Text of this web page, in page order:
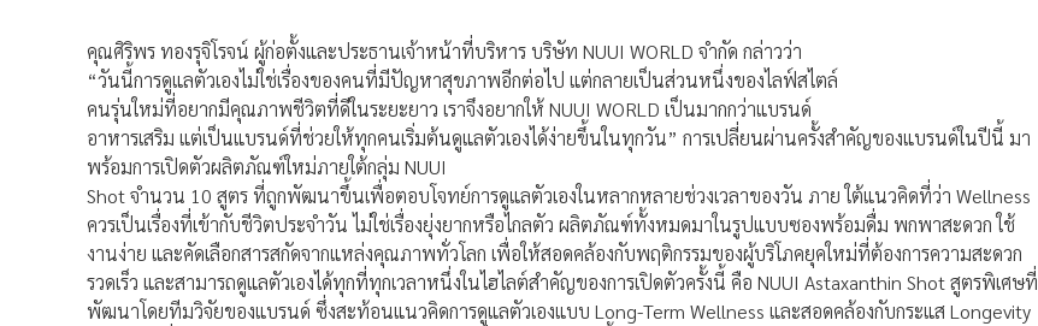
คุณศิริพร ทองรุจิโรจน์ ผู้ก่อตั้งและประธานเจ้าหน้าที่บริหาร บริษัท NUUI WORLD จำกัด กล่าวว่า
“วันนี้การดูแลตัวเองไม่ใช่เรื่องของคนที่มีปัญหาสุขภาพอีกต่อไป แต่กลายเป็นส่วนหนึ่งของไลฟ์สไตล์
คนรุ่นใหม่ที่อยากมีคุณภาพชีวิตที่ดีในระยะยาว เราจึงอยากให้ NUUI WORLD เป็นมากกว่าแบรนด์
อาหารเสริม แต่เป็นแบรนด์ที่ช่วยให้ทุกคนเริ่มต้นดูแลตัวเองได้ง่ายขึ้นในทุกวัน” การเปลี่ยนผ่านครั้งสำคัญของแบรนด์ในปีนี้ มา
พร้อมการเปิดตัวผลิตภัณฑ์ใหม่ภายใต้กลุ่ม NUUI
Shot จำนวน 10 สูตร ที่ถูกพัฒนาขึ้นเพื่อตอบโจทย์การดูแลตัวเองในหลากหลายช่วงเวลาของวัน ภาย ใต้แนวคิดที่ว่า Wellness
ควรเป็นเรื่องที่เข้ากับชีวิตประจำวัน ไม่ใช่เรื่องยุ่งยากหรือไกลตัว ผลิตภัณฑ์ทั้งหมดมาในรูปแบบซองพร้อมดื่ม พกพาสะดวก ใช้
งานง่าย และคัดเลือกสารสกัดจากแหล่งคุณภาพทั่วโลก เพื่อให้สอดคล้องกับพฤติกรรมของผู้บริโภคยุคใหม่ที่ต้องการความสะดวก
รวดเร็ว และสามารถดูแลตัวเองได้ทุกที่ทุกเวลาหนึ่งในไฮไลต์สำคัญของการเปิดตัวครั้งนี้ คือ NUUI Astaxanthin Shot สูตรพิเศษที่
พัฒนาโดยทีมวิจัยของแบรนด์ ซึ่งสะท้อนแนวคิดการดูแลตัวเองแบบ Long-Term Wellness และสอดคล้องกับกระแส Longevity